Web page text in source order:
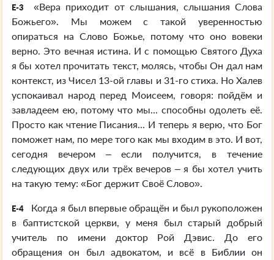
E-3
«Вера приходит от слышания, слышания Слова
Божьего». Мы можем с такой уверенностью
опираться на Слово Божье, потому что оно вовеки
верно. Это вечная истина. И с помощью Святого Духа
я бы хотел прочитать текст, молясь, чтобы Он дал нам
контекст, из Чисел 13-ой главы и 31-го стиха. Но Халев
успокаивал народ перед Моисеем, говоря: пойдём и
завладеем ею, потому что мы... способны одолеть её.
Просто как чтение Писания... И теперь я верю, что Бог
поможет нам, по мере того как мы входим в это. И вот,
сегодня вечером – если получится, в течение
следующих двух или трёх вечеров – я бы хотел учить
на такую тему: «Бог держит Своё Слово».
E-4
Когда я был впервые обращён и был рукоположен
в баптистской церкви, у меня был старый добрый
учитель по имени доктор Рой Дэвис. До его
обращения он был адвокатом, и всё в Библии он